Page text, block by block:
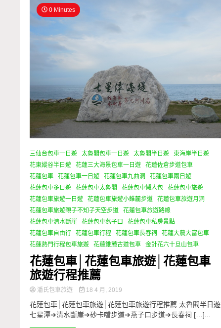
0 Minutes
三仙台包車一日遊 太魯閣包車一日遊 太魯閣半日遊
東海岸半日遊
花東縱谷半日遊
花蓮三大海景包車一日遊
花蓮佐倉步道包車
花蓮包車
花蓮包車一日遊 花蓮包車九曲洞
花蓮包車兩日遊
花蓮包車多日遊
花蓮包車太魯閣 花蓮包車懶人包
花蓮包車旅遊
花蓮包車旅遊一日遊
花蓮包車旅遊小錐麓步道
花蓮包車旅遊月洞
花蓮包車旅遊親子不知子天空步道
花蓮包車旅遊路線
花蓮包車清水斷崖
花蓮包車燕子口
花蓮包車私房景點
花蓮包車自由行
花蓮包車行程 花蓮包車長春祠
花蓮大農大富包車
花蓮熱門行程包車旅遊
花蓮錐麓古道包車 金針花六十旦山包車
花蓮包車│花蓮包車旅遊│花蓮包車
旅遊行程推薦
潘氏包車旅遊 18 4 月, 2019
花蓮包車│花蓮包車旅遊│花蓮包車旅遊行程推薦 太魯閣半日遊
七星潭➔清水斷崖➔砂卡噹步道➔燕子口步道➔長春祠 […]...